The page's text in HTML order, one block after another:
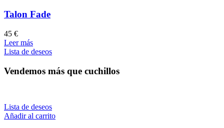
Talon Fade
45 €
Leer más
Lista de deseos
Vendemos más que cuchillos
Lista de deseos
Añadir al carrito